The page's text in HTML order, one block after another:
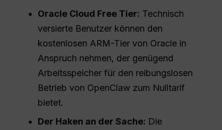
Oracle Cloud Free Tier: Technisch
versierte Benutzer können den
kostenlosen ARM-Tier von Oracle in
Anspruch nehmen, der genügend
Arbeitsspeicher für den reibungslosen
Betrieb von OpenClaw zum Nulltarif
bietet.
Der Haken an der Sache: Die